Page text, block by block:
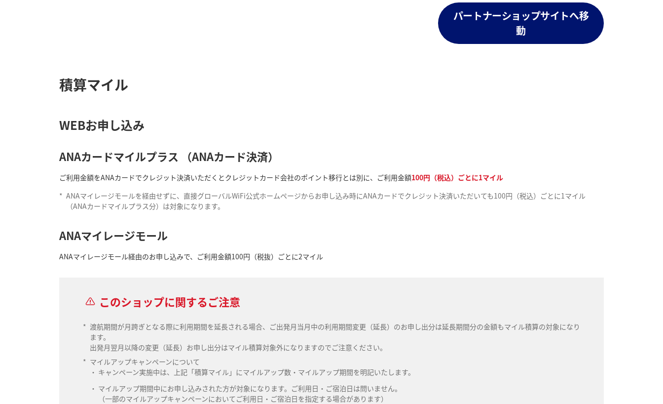
パートナーショップサイトへ移
動
積算マイル
WEBお申し込み
ANAカードマイルプラス （ANAカード決済）
ご利用金額をANAカードでクレジット決済いただくとクレジットカード会社のポイント移行とは別に、ご利用金額100円（税込）ごとに1マイル
* ANAマイレージモールを経由せずに、直接グローバルWiFi公式ホームページからお申し込み時にANAカードでクレジット決済いただいても100円（税込）ごとに1マイル
（ANAカードマイルプラス分）は対象になります。
ANAマイレージモール
ANAマイレージモール経由のお申し込みで、ご利用金額100円（税抜）ごとに2マイル
このショップに関するご注意
* 渡航期間が月跨ぎとなる際に利用期間を延長される場合、ご出発月当月中の利用期間変更（延長）のお申し出分は延長期間分の金額もマイル積算の対象になり
ます。
出発月翌月以降の変更（延長）お申し出分はマイル積算対象外になりますのでご注意ください。
* マイルアップキャンペーンについて
キャンペーン実施中は、上記「積算マイル」にマイルアップ数・マイルアップ期間を明記いたします。
マイルアップ期間中にお申し込みされた方が対象になります。ご利用日・ご宿泊日は問いません。
（一部のマイルアップキャンペーンにおいてご利用日・ご宿泊日を指定する場合があります）